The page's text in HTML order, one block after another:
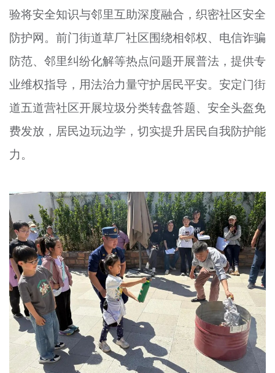
验将安全知识与邻里互助深度融合，织密社区安全
防护网。前门街道草厂社区围绕相邻权、电信诈骗
防范、邻里纠纷化解等热点问题开展普法，提供专
业维权指导，用法治力量守护居民平安。安定门街
道五道营社区开展垃圾分类转盘答题、安全头盔免
费发放，居民边玩边学，切实提升居民自我防护能
力。